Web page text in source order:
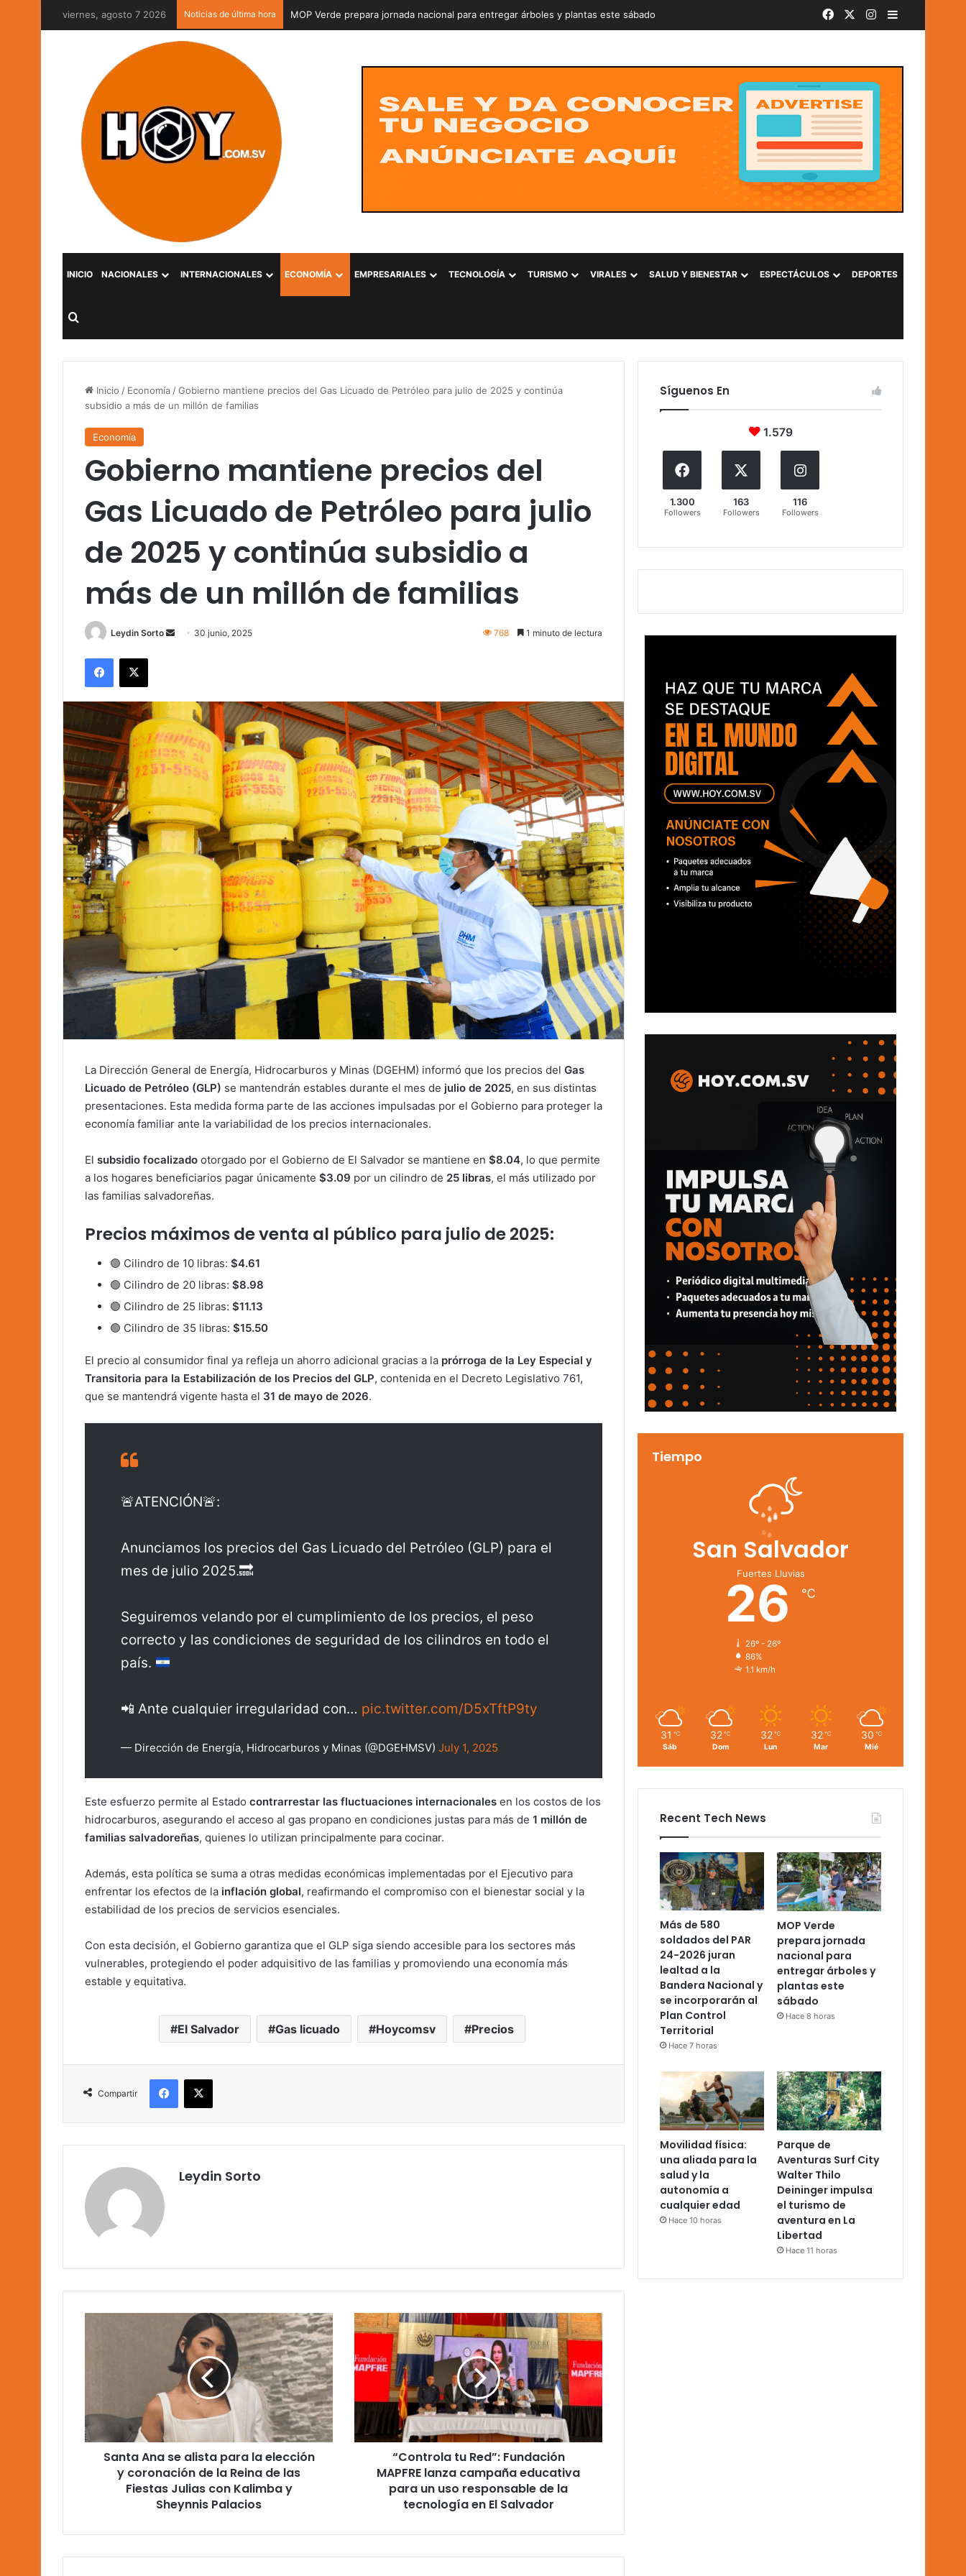
viernes, agosto 7 2026 Noticias de última hora MOP Verde prepara jornada nacional para entregar árboles y plantas este sábado FacebookInstagram
Barra lateral
INICIO NACIONALES INTERNACIONALES ECONOMÍA EMPRESARIALES TECNOLOGÍA TURISMO VIRALES SALUD Y BIENESTAR ESPECTÁCULOS DEPORTES
Buscar por
Inicio / Economía /Gobierno mantiene precios del Gas Licuado de Petróleo para julio de 2025 y continúa
subsidio a más de un millón de familias
Economía
Gobierno mantiene precios del
Gas Licuado de Petróleo para julio
de 2025 y continúa subsidio a
más de un millón de familias
Leydin Sorto
Send 30 junio, 2025 768 1 minuto de lectura
Facebook
X
La Dirección General de Energía, Hidrocarburos y Minas (DGEHM) informó que los precios del Gas
Licuado de Petróleo (GLP) se mantendrán estables durante el mes de julio de 2025, en sus distintas
presentaciones. Esta medida forma parte de las acciones impulsadas por el Gobierno para proteger la
economía familiar ante la variabilidad de los precios internacionales.
El subsidio focalizado otorgado por el Gobierno de El Salvador se mantiene en $8.04, lo que permite
a los hogares beneficiarios pagar únicamente $3.09 por un cilindro de 25 libras, el más utilizado por
las familias salvadoreñas.
Precios máximos de venta al público para julio de 2025:
🟢 Cilindro de 10 libras: $4.61
🟢 Cilindro de 20 libras: $8.98
🟢 Cilindro de 25 libras: $11.13
🟢 Cilindro de 35 libras: $15.50
El precio al consumidor final ya refleja un ahorro adicional gracias a la prórroga de la Ley Especial y
Transitoria para la Estabilización de los Precios del GLP, contenida en el Decreto Legislativo 761,
que se mantendrá vigente hasta el 31 de mayo de 2026.
🚨ATENCIÓN🚨:
Anunciamos los precios del Gas Licuado del Petróleo (GLP) para el
mes de julio 2025.🔜
Seguiremos velando por el cumplimiento de los precios, el peso
correcto y las condiciones de seguridad de los cilindros en todo el
país.
📲 Ante cualquier irregularidad con… pic.twitter.com/D5xTftP9ty
— Dirección de Energía, Hidrocarburos y Minas (@DGEHMSV) July 1, 2025
Este esfuerzo permite al Estado contrarrestar las fluctuaciones internacionales en los costos de los
hidrocarburos, asegurando el acceso al gas propano en condiciones justas para más de 1 millón de
familias salvadoreñas, quienes lo utilizan principalmente para cocinar.
Además, esta política se suma a otras medidas económicas implementadas por el Ejecutivo para
enfrentar los efectos de la inflación global, reafirmando el compromiso con el bienestar social y la
estabilidad de los precios de servicios esenciales.
Con esta decisión, el Gobierno garantiza que el GLP siga siendo accesible para los sectores más
vulnerables, protegiendo el poder adquisitivo de las familias y promoviendo una economía más
estable y equitativa.
El Salvador Gas licuado Hoycomsv Precios
Compartir
Facebook
X
Leydin Sorto
y
coronación
con
Santa Ana se alista para la elección
y coronación de la Reina de las
Fiestas Julias con Kalimba y
Sheynnis Palacios
“Controla
tu
Fundación
para
responsable
El
“Controla tu Red”: Fundación
MAPFRE lanza campaña educativa
para un uso responsable de la
tecnología en El Salvador
Síguenos En
1.579
1.300
Followers
163
Followers
116
Followers
Tiempo
San Salvador
Fuertes Lluvias
26 ℃
26º - 26º
86%
1.1 km/h
31 ℃
Sáb
32 ℃
Dom
32 ℃
Lun
32 ℃
Mar
30 ℃
Mié
Recent Tech News
Más de 580
soldados del PAR
24-2026 juran
lealtad a la
Bandera Nacional y
se incorporarán al
Plan Control
Territorial
Hace 7 horas
MOP Verde
prepara jornada
nacional para
entregar árboles y
plantas este
sábado
Hace 8 horas
Movilidad física:
una aliada para la
salud y la
autonomía a
cualquier edad
Hace 10 horas
Parque de
Aventuras Surf City
Walter Thilo
Deininger impulsa
el turismo de
aventura en La
Libertad
Hace 11 horas